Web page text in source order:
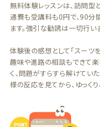
無料体験レッスンは、訪問型
通費も受講料も0円で、90分
ます。強引な勧誘は一切行い
体験後の感想として「スーツ
趣味や進路の相談もできて楽
く、問題がすらすら解けてい
様の反応を見てから、ゆっく